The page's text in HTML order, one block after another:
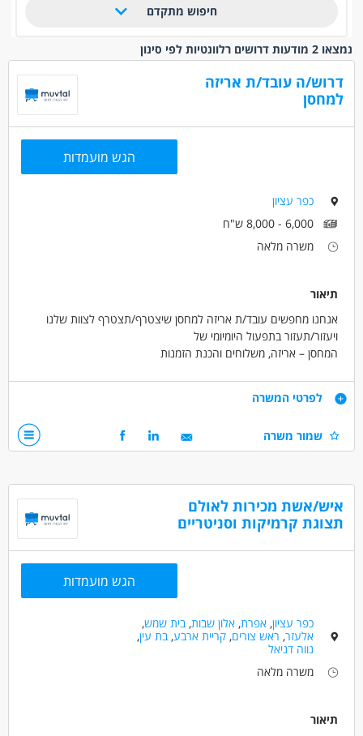
חיפוש מתקדם
נמצאו 2 מודעות דרושים רלוונטיות לפי סינון
דרוש/ה עובד/ת אריזה
למחסן
הגש מועמדות
כפר עציון
6,000 - 8,000 ש"ח
משרה מלאה
תיאור
אנחנו מחפשים עובד/ת אריזה למחסן שיצטרף/תצטרף לצוות שלנו
ויעזור/תעזור בתפעול היומיומי של
המחסן – אריזה, משלוחים והכנת הזמנות
משמעות ומשלוחים בינלאומיים.
אחריות על אריזת הזמנות, הכנת משלוחים ושמירה על סדר וארגון
הזמנות.
תחומי אחריות:
הכנת משלוחים והדבקת תוויות
שמירה על סדר וארגון במחסן
סיוע בספירות מלאי ובפעילות השוטפת
דרישות
תשומת לב לפרטים ויכולת סדר וארגו
דרושים בתחום
מחסנים ולוגיסטיקה - עובדים כלליים
לפרטי המשרה
שמור משרה
איש/אשת מכירות לאולם
תצוגת קרמיקות וסניטריים
הגש מועמדות
כפר עציון,אפרת,אלון שבות,בית שמש,
אלעזר, ראש צורים,קריית ארבע,בת עין,
נווה דניאל
משרה מלאה
תיאור